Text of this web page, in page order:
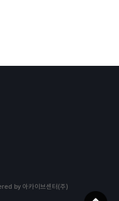
by 아카이브센터(주)